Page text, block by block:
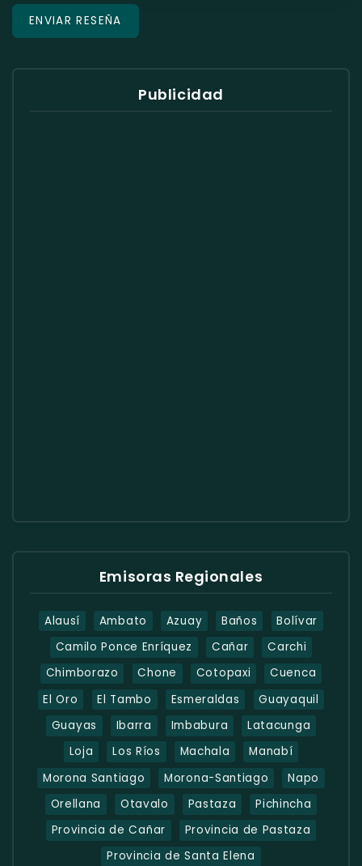
Publicidad
Emisoras Regionales
Alausí Ambato Azuay Baños
Bolívar
Camilo Ponce Enríquez
Cañar
Carchi
Chimborazo
Chone Cotopaxi
Cuenca
El Oro
El Tambo Esmeraldas
Guayaquil
Guayas
Ibarra Imbabura
Latacunga
Loja
Los Ríos Machala
Manabí
Morona Santiago
Morona-Santiago
Napo
Orellana
Otavalo Pastaza
Pichincha
Provincia de Cañar
Provincia de Pastaza
Provincia de Santa Elena